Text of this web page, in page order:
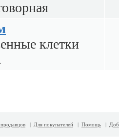
клетки
| Для покупателей | Помощь |